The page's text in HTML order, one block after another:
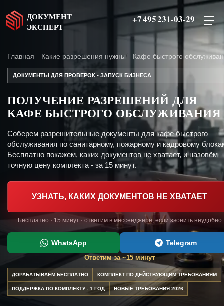
ДОКУМЕНТ
ЭКСПЕРТ
+7 495 231-03-29
Главная Какие разрешения нужны Кафе быстрого
ДОКУМЕНТЫ ДЛЯ ПРОВЕРОК • ЗАПУСК БИЗНЕСА
ПОЛУЧЕНИЕ РАЗРЕШЕНИЙ ДЛЯ
КАФЕ БЫСТРОГО ОБСЛУЖИВАНИЯ
Соберем разрешительные документы для кафе быстрого
обслуживания по санитарному, пожарному и кадровому
Бесплатно покажем, каких документов не хватает, и назовём
точную цену комплекта - за 15 минут.
УЗНАТЬ, КАКИХ ДОКУМЕНТОВ НЕ ХВАТАЕТ
Бесплатно · 15 минут · ответим в мессенджере, если звонить неудобно
WhatsApp Telegram
Ответим за ~15 минут
ДОРАБАТЫВАЕМ БЕСПЛАТНО КОМПЛЕКТ ПО ДЕЙСТВУЮЩИМ ТРЕБОВАНИЯМ
ПОДДЕРЖКА ПО КОМПЛЕКТУ - 1 ГОД НОВЫЕ ТРЕБОВАНИЯ 2026